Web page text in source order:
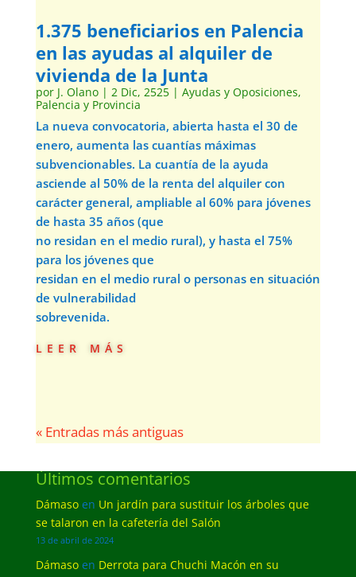
1.375 beneficiarios en Palencia
en las ayudas al alquiler de
vivienda de la Junta
por J. Olano| 2 Dic, 2525| Ayudas y Oposiciones,
Palencia y Provincia
La nueva convocatoria, abierta hasta el 30 de
enero, aumenta las cuantías máximas
subvencionables. La cuantía de la ayuda
asciende al 50% de la renta del alquiler con
carácter general, ampliable al 60% para jóvenes
de hasta 35 años (que
no residan en el medio rural), y hasta el 75%
para los jóvenes que
residan en el medio rural o personas en situación
de vulnerabilidad
sobrevenida.
leer más
« Entradas más antiguas
Últimos comentarios
Dámasoen Un jardín para sustituir los árboles que
se talaron en la cafetería del Salón
13 de abril de 2024
Dámasoen Derrota para Chuchi Macón en su